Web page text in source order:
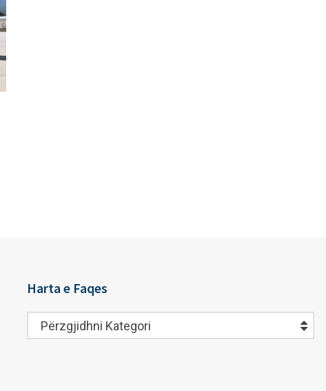
Harta e Faqes
Harta
e
Përzgjidhni Kategori